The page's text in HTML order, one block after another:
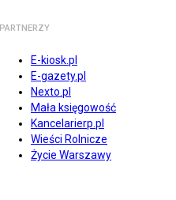
PARTNERZY
E-kiosk.pl
E-gazety.pl
Nexto.pl
Mała księgowość
Kancelarierp.pl
Wieści Rolnicze
Życie Warszawy